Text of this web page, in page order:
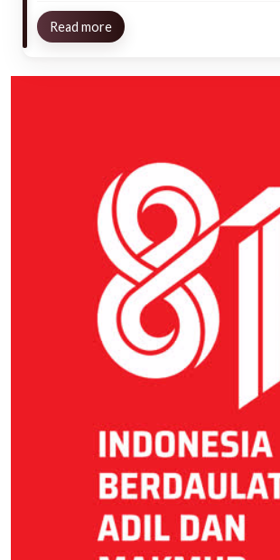
Read moreabout Sakit itu Perlu